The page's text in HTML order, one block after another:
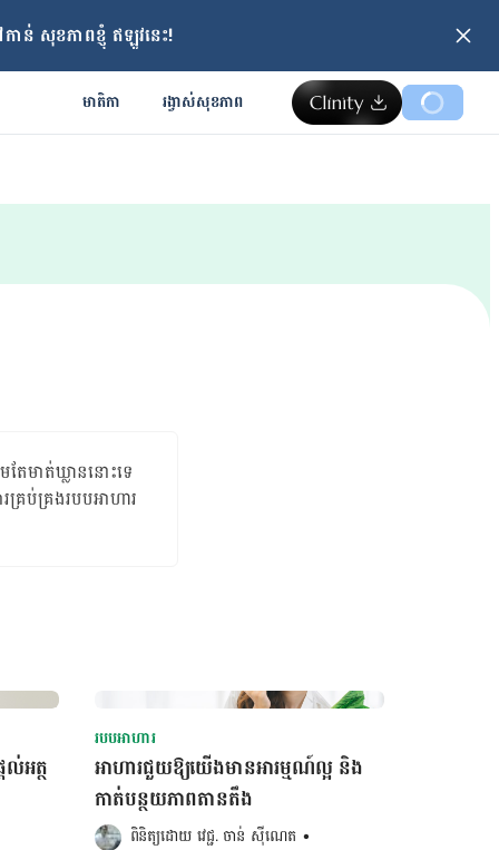
ន់ សុខភាពខ្ញុំ ឥឡូវនេះ!
មាតិកា រង្វាស់​សុខភាព
មាត់​ឃ្លាន​នោះ​ទេ
គ្រប់គ្រងរបបអាហារ​
ល់អត្ថ
របបអាហារ
អាហារជួយឱ្យយើងមានអារម្មណ៍ល្អ​ និង
កាត់បន្ថយភាពតានតឹង
ពិនិត្យដោយ វេជ្ជ. ចាន់ ស៊ីណេត •